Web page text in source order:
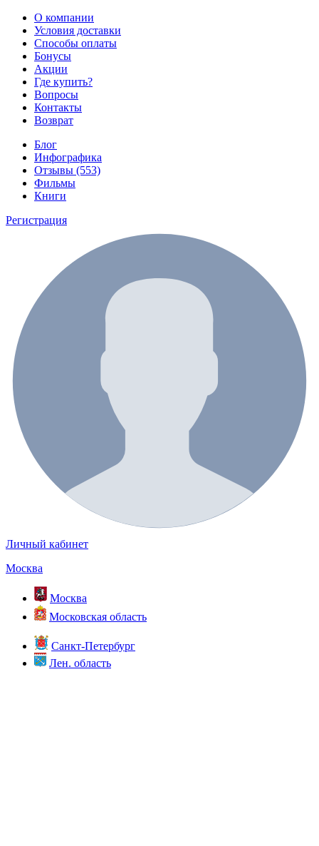
О компании
Условия доставки
Способы оплаты
Бонусы
Акции
Где купить?
Вопросы
Контакты
Возврат
Блог
Инфографика
Отзывы (553)
Фильмы
Книги
Регистрация
Личный кабинет
Москва
Москва
Московская область
Санкт-Петербург
Лен. область